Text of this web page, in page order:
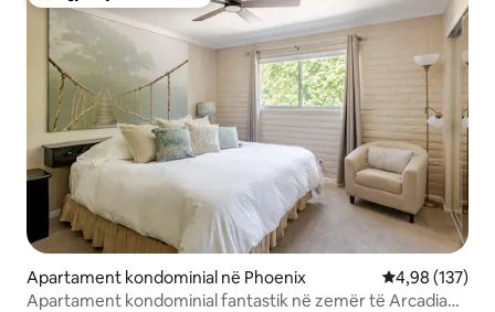
Apartament kondominial në Phoenix Vlerësimi
4,98 (137)
Apartament kondominial fantastik në zemër të Arcadia